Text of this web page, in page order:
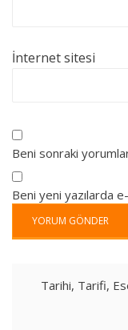
İnternet sitesi
Beni sonraki
Beni yeni yazılarda
Tarihi, Tarifi,